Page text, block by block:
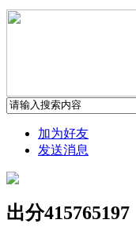
加为好友
发送消息
出分415765197